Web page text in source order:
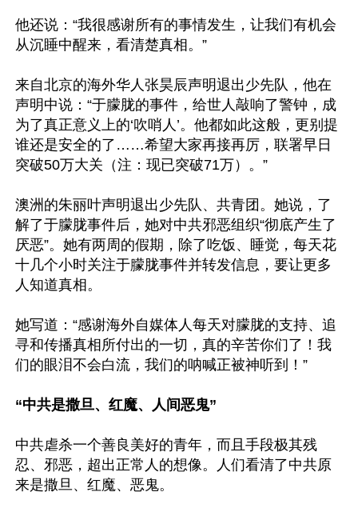
他还说：“我很感谢所有的事情发生，让我们有机会
从沉睡中醒来，看清楚真相。”
来自北京的海外华人张昊辰声明退出少先队，他在
声明中说：“于朦胧的事件，给世人敲响了警钟，成
为了真正意义上的‘吹哨人’。他都如此这般，更别提
谁还是安全的了……希望大家再接再厉，联署早日
突破50万大关（注：现已突破71万）。”
澳洲的朱丽叶声明退出少先队、共青团。她说，了
解了于朦胧事件后，她对中共邪恶组织“彻底产生了
厌恶”。她有两周的假期，除了吃饭、睡觉，每天花
十几个小时关注于朦胧事件并转发信息，要让更多
人知道真相。
她写道：“感谢海外自媒体人每天对朦胧的支持、追
寻和传播真相所付出的一切，真的辛苦你们了！我
们的眼泪不会白流，我们的呐喊正被神听到！”
“中共是撒旦、红魔、人间恶鬼”
中共虐杀一个善良美好的青年，而且手段极其残
忍、邪恶，超出正常人的想像。人们看清了中共原
来是撒旦、红魔、恶鬼。